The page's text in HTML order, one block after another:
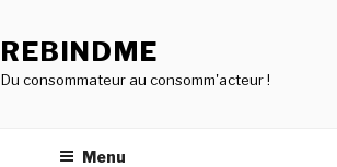
REBINDME
Du consommateur au consomm'acteur !
Menu